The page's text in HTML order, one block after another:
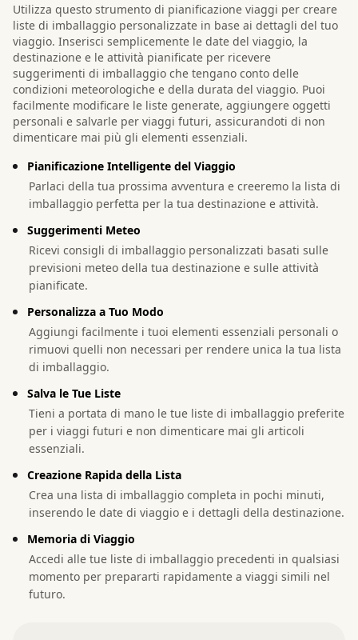
Utilizza questo strumento di pianificazione viaggi per creare
liste di imballaggio personalizzate in base ai dettagli del tuo
viaggio. Inserisci semplicemente le date del viaggio, la
destinazione e le attività pianificate per ricevere
suggerimenti di imballaggio che tengano conto delle
condizioni meteorologiche e della durata del viaggio. Puoi
facilmente modificare le liste generate, aggiungere oggetti
personali e salvarle per viaggi futuri, assicurandoti di non
dimenticare mai più gli elementi essenziali.
Pianificazione Intelligente del Viaggio
Parlaci della tua prossima avventura e creeremo la lista di
imballaggio perfetta per la tua destinazione e attività.
Suggerimenti Meteo
Ricevi consigli di imballaggio personalizzati basati sulle
previsioni meteo della tua destinazione e sulle attività
pianificate.
Personalizza a Tuo Modo
Aggiungi facilmente i tuoi elementi essenziali personali o
rimuovi quelli non necessari per rendere unica la tua lista
di imballaggio.
Salva le Tue Liste
Tieni a portata di mano le tue liste di imballaggio preferite
per i viaggi futuri e non dimenticare mai gli articoli
essenziali.
Creazione Rapida della Lista
Crea una lista di imballaggio completa in pochi minuti,
inserendo le date di viaggio e i dettagli della destinazione.
Memoria di Viaggio
Accedi alle tue liste di imballaggio precedenti in qualsiasi
momento per prepararti rapidamente a viaggi simili nel
futuro.